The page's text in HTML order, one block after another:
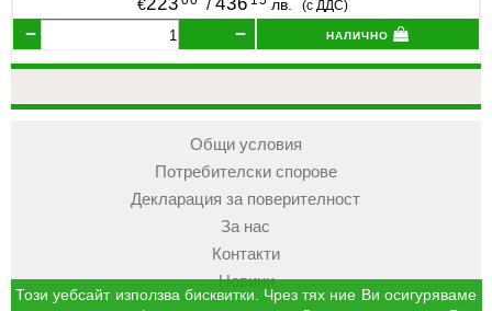
€
/ лв. (с ДДС)
налично
Общи условия
Потребителски спорове
Декларация за поверителност
За нас
Контакти
Новини
Този уебсайт използва бисквитки. Чрез тях ние Ви осигуряваме